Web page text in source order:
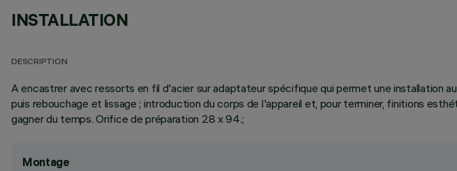
INSTALLATION
DESCRIPTION
A encastrer avec ressorts en fil d'acier sur adaptateur spécifique qui permet une installation
puis rebouchage et lissage ; introduction du corps de l'appareil et, pour terminer, finitions
gagner du temps. Orifice de préparation 28 x 94.;
Montage